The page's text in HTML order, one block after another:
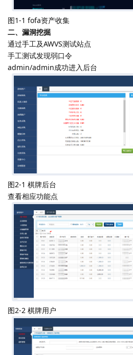
图1-1 fofa资产收集
二、漏洞挖掘
通过手工及AWVS测试站点
手工测试发现弱口令
admin/admin成功进入后台
图2-1 棋牌后台
查看相应功能点
图2-2 棋牌用户